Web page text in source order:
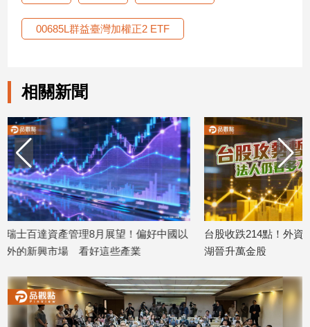
星
聞
流
行/
時
尚
追
星
生
活
建
築/
00685L群益臺灣加權正2 ETF
相關新聞
偏好中國以
業
台股收跌214點！外資小買20億 股后川
湖晉升萬金股
台股